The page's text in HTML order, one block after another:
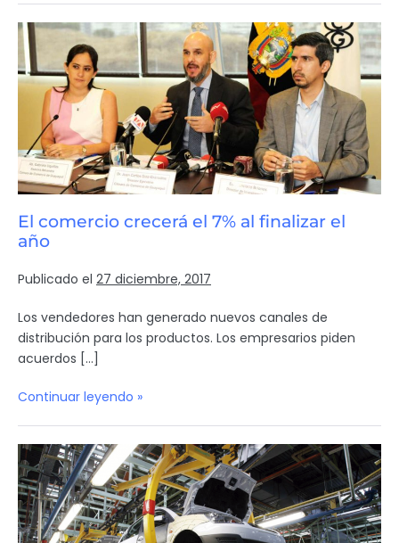
El comercio crecerá el 7% al finalizar el
año
Publicado el 27 diciembre, 2017
Los vendedores han generado nuevos canales de
distribución para los productos. Los empresarios piden
acuerdos […]
Continuar leyendo »